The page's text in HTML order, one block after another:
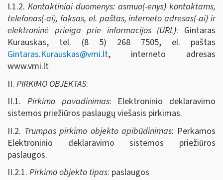
I.1.2. Kontaktiniai duomenys: asmuo(-enys) kontaktams,
telefonas(-ai), faksas, el. paštas, interneto adresas(-ai) ir
elektroninė prieiga prie informacijos (URL): Gintaras
Kurauskas, tel. (8 5) 268 7505, el. paštas
Gintaras.Kurauskas@vmi.lt, interneto adresas
www.vmi.lt
II. PIRKIMO OBJEKTAS:
II.1. Pirkimo pavadinimas: Elektroninio deklaravimo
sistemos priežiūros paslaugų viešasis pirkimas.
II.2. Trumpas pirkimo objekto apibūdinimas: Perkamos
Elektroninio deklaravimo sistemos priežiūros
paslaugos.
II.2.1. Pirkimo objekto tipas: paslaugos